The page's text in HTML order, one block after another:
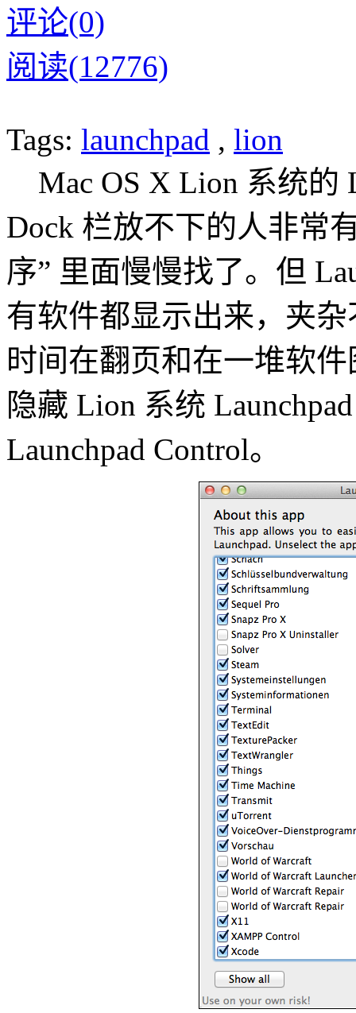
评论(0)
阅读(12776)
Tags: launchpad , lion
Mac OS X Lion 系统的
Dock 栏放不下的人非常
序” 里面慢慢找了。但
有软件都显示出来，夹
时间在翻页和在一堆软
隐藏 Lion 系统
Launchpad Control。